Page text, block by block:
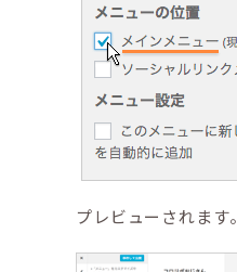
プレビューされます。